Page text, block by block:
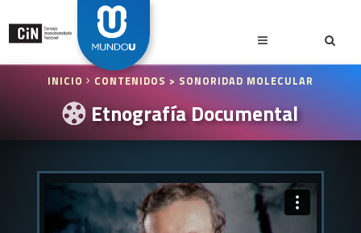
INICIO CONTENIDOS > SONORIDAD MOLECULAR
Etnografía Documental